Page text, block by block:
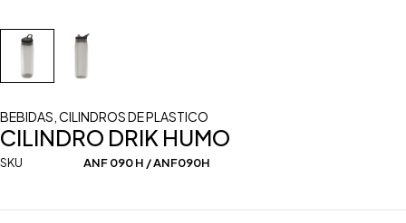
BEBIDAS CILINDROS DE PLASTICO
CILINDRO DRIK HUMO
SKU ANF 090 H / ANF090H